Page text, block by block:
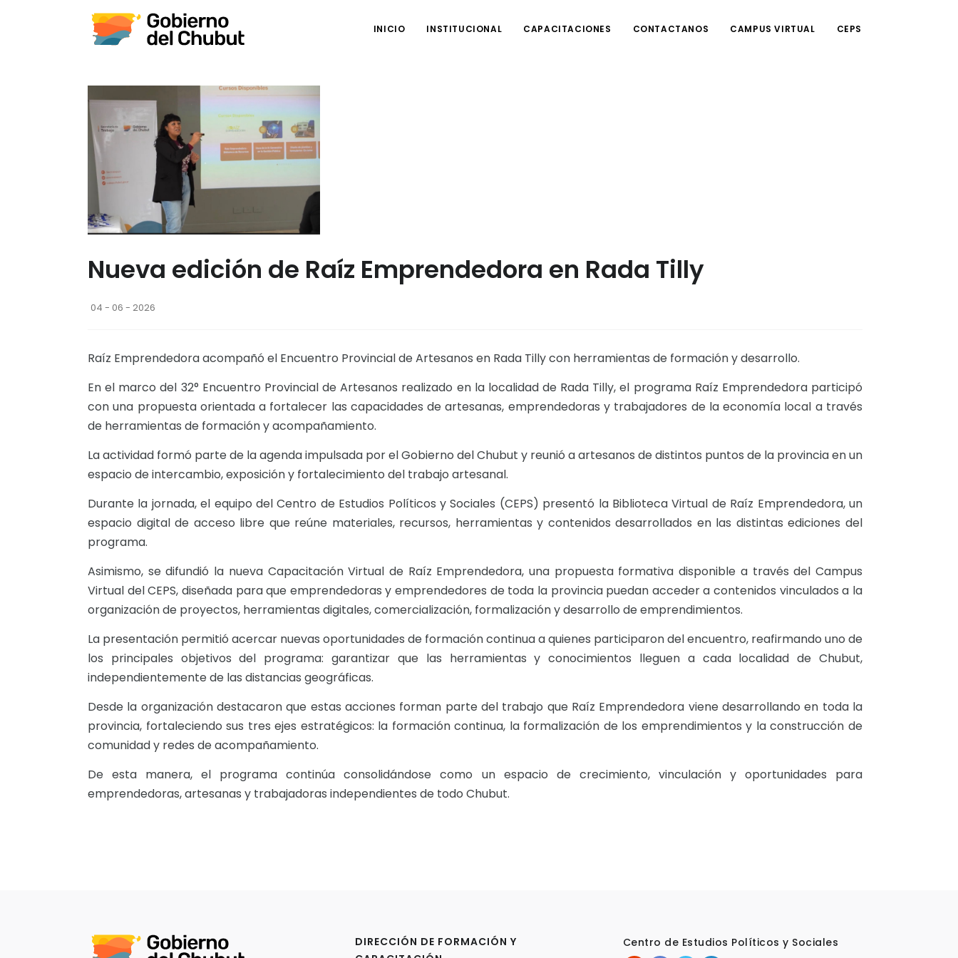
INICIO INSTITUCIONAL CAPACITACIONES CONTACTANOS CAMPUS VIRTUAL CEPS
Nueva edición de Raíz Emprendedora en Rada Tilly
04 - 06 - 2026
Raíz Emprendedora acompañó el Encuentro Provincial de Artesanos en Rada Tilly con herramientas de formación y desarrollo.
En el marco del 32° Encuentro Provincial de Artesanos realizado en la localidad de Rada Tilly, el programa Raíz Emprendedora participó
con una propuesta orientada a fortalecer las capacidades de artesanas, emprendedoras y trabajadores de la economía local a través
de herramientas de formación y acompañamiento.
La actividad formó parte de la agenda impulsada por el Gobierno del Chubut y reunió a artesanos de distintos puntos de la provincia en un
espacio de intercambio, exposición y fortalecimiento del trabajo artesanal.
Durante la jornada, el equipo del Centro de Estudios Políticos y Sociales (CEPS) presentó la Biblioteca Virtual de Raíz Emprendedora, un
espacio digital de acceso libre que reúne materiales, recursos, herramientas y contenidos desarrollados en las distintas ediciones del
programa.
Asimismo, se difundió la nueva Capacitación Virtual de Raíz Emprendedora, una propuesta formativa disponible a través del Campus
Virtual del CEPS, diseñada para que emprendedoras y emprendedores de toda la provincia puedan acceder a contenidos vinculados a la
organización de proyectos, herramientas digitales, comercialización, formalización y desarrollo de emprendimientos.
La presentación permitió acercar nuevas oportunidades de formación continua a quienes participaron del encuentro, reafirmando uno de
los principales objetivos del programa: garantizar que las herramientas y conocimientos lleguen a cada localidad de Chubut,
independientemente de las distancias geográficas.
Desde la organización destacaron que estas acciones forman parte del trabajo que Raíz Emprendedora viene desarrollando en toda la
provincia, fortaleciendo sus tres ejes estratégicos: la formación continua, la formalización de los emprendimientos y la construcción de
comunidad y redes de acompañamiento.
De esta manera, el programa continúa consolidándose como un espacio de crecimiento, vinculación y oportunidades para
emprendedoras, artesanas y trabajadoras independientes de todo Chubut.
DIRECCIÓN DE FORMACIÓN Y
Centro de Estudios Políticos y Sociales